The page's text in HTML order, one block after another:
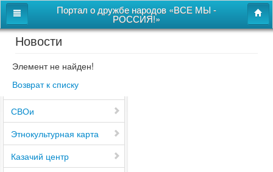
Портал о дружбе народов «ВСЕ МЫ -
РОССИЯ!»
Главная
Дом дружбы народов
Новости
СВОи
Этнокультурная карта
Казачий центр
Новости
Элемент не найден!
Возврат к списку